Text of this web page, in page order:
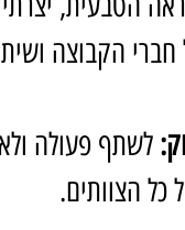
הקבוצה
לשתף פעולה
הצוותים.